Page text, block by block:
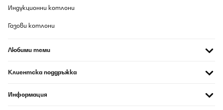
Wir haben uns dieses Holzpaneele unvoreingenommen gekauft,
Inzwischen ist es so, dass das Paneel an der Wand installiert ist
heiß werden kann, wir haben es hinter unserer Sitzecke montiert,
Wand abstehende Montage (circa 4 cm Luft zwischen Paneele
Und warme Luft zirkuliert hinter dem Paneel wie in einem
Индукционни котлони
Газови котлони
Любими теми
Клиентска поддръжка
Информация